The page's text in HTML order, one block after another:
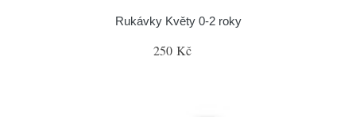
Rukávky Květy 0-2 roky
250 Kč